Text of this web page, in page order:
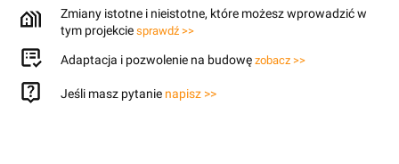
Zmiany istotne i nieistotne, które możesz wprowadzić w
tym projekcie sprawdź >>
Adaptacja i pozwolenie na budowę zobacz >>
Jeśli masz pytanie napisz >>